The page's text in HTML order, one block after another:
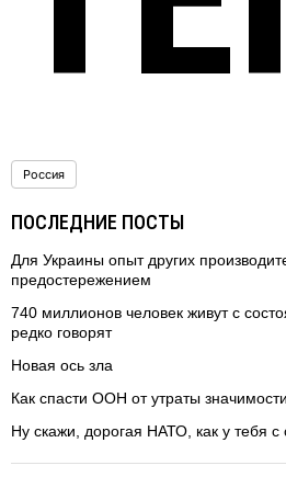
Россия
ПОСЛЕДНИЕ ПОСТЫ
Для Украины опыт других
предостережением
740 миллионов человек живут с
редко говорят
Новая ось зла
Как спасти ООН от утраты значимости
Ну скажи, дорогая НАТО, как у тебя с